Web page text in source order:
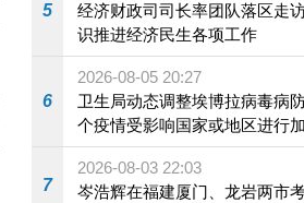
5
经济财政司司长率团队落区走
识推进经济民生各项工作
6
2026-08-05 20:27
卫生局动态调整埃博拉病毒病
个疫情受影响国家或地区进行
施
7
2026-08-03 22:03
岑浩辉在福建厦门、龙岩两市